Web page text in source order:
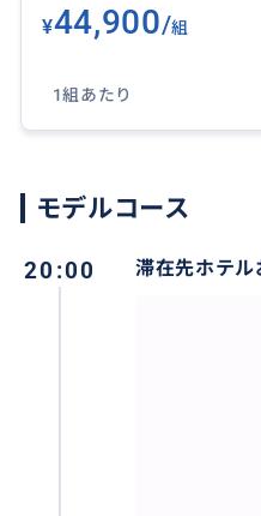
13名様まで乗車OK！（
おすすめ
¥44,900/組
1組あたり
モデルコース
20:00 滞在先ホテル